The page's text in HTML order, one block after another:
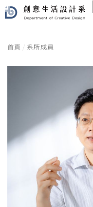
首頁 系所成員